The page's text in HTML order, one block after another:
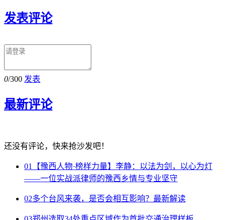
发表评论
0/300 发表
最新评论
还没有评论，快来抢沙发吧！
01
【豫西人物·榜样力量】李静：以法为剑，以心为灯
——一位实战派律师的豫西乡情与专业坚守
02多个台风来袭，是否会相互影响？最新解读